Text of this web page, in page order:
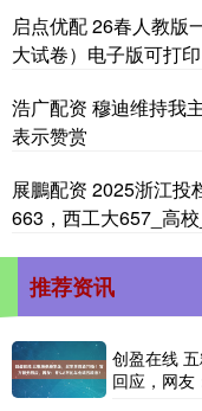
启点优配 26春人教版
大试卷）电子版可打印
浩广配资 穆迪维持我
表示赞赏
展鵬配资 2025浙江投
663，西工大657_高
推荐资讯
创盈在线
回应，网友